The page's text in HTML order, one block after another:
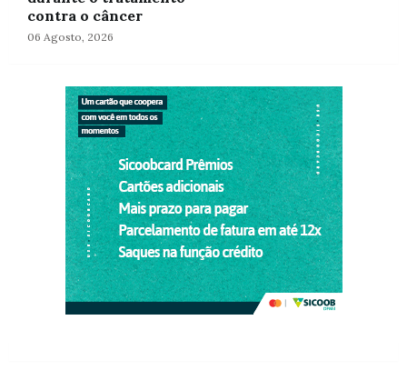
contra o câncer
06 Agosto, 2026